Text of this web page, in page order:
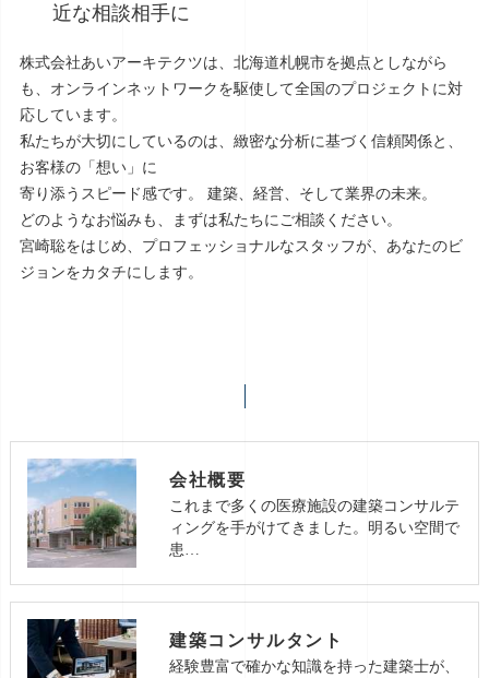
近な相談相手に
株式会社あいアーキテクツは、北海道札幌市を拠点としながら
も、オンラインネットワークを駆使して全国のプロジェクトに対
応しています。
私たちが大切にしているのは、緻密な分析に基づく信頼関係と、
お客様の「想い」に
寄り添うスピード感です。 建築、経営、そして業界の未来。
どのようなお悩みも、まずは私たちにご相談ください。
宮崎聡をはじめ、プロフェッショナルなスタッフが、あなたのビ
ジョンをカタチにします。
会社概要
これまで多くの医療施設の建築コンサルテ
ィングを手がけてきました。明るい空間で
患…
建築コンサルタント
経験豊富で確かな知識を持った建築士が、